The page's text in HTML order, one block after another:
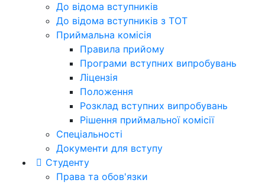
До відома вступників
До відома вступників з ТОТ
Приймальна комісія
Правила прийому
Програми вступних випробувань
Ліцензія
Положення
Розклад вступних випробувань
Рішення приймальної комісії
Спеціальності
Документи для вступу
Студенту
Права та обов'язки